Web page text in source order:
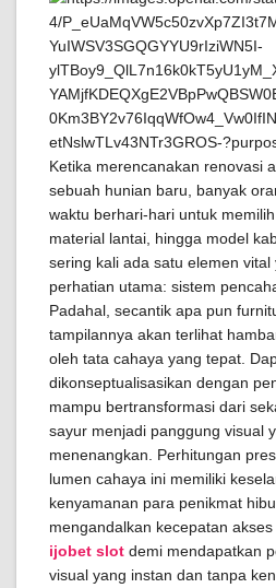
Ketika merencanakan renovasi
sebuah hunian baru, banyak
waktu berhari-hari untuk
material lantai, hingga model
sering kali ada satu elemen vital
perhatian utama: sistem
Padahal, secantik apa pun
tampilannya akan terlihat
oleh tata cahaya yang tepat.
dikonseptualisasikan dengan
mampu bertransformasi dari
sayur menjadi panggung visual
menenangkan. Perhitungan
lumen cahaya ini memiliki
kenyamanan para penikmat
mengandalkan kecepatan
ijobet slot demi mendapatkan
visual yang instan dan tanpa